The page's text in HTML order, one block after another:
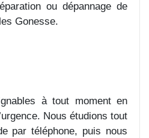
ou dépannage de
Gonesse.
à tout moment en
Nous étudions tout
par téléphone, puis nous